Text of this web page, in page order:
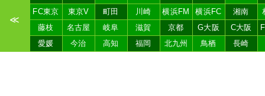
≪
FC東京
東京V 町田 川崎 横浜FM 横浜FC 湘南
藤枝
名古屋 岐阜 滋賀 京都 G大阪 C大阪
愛媛
今治 高知 福岡 北九州 鳥栖 長崎